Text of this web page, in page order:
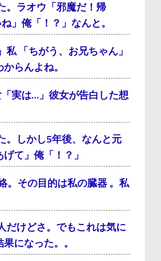
。ラオウ「邪魔だ！帰
俺「！？」なんと。
「ちがう、お兄ちゃん」
らんよね。
実は…」彼女が告白した想
。しかし5年後、なんと元
て」俺「！？」
。その目的は私の臓器 。私
だけどさ。でもこれは気に
になった。。